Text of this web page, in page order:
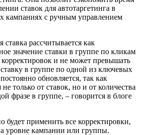
ставок для автотаргетинга в
кампаниях с ручным управлением
ставка рассчитывается как
значение ставки в группе по кликам
и не может превышать
в группе по одной из ключевых
обновляется, так как
не только от ставок, но и от количества
фразе в группе, – говорится в блоге
будет применить все корректировки,
уровне кампании или группы.